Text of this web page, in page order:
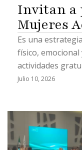
Invitan a
Mujeres
Es una
físico, emocional
actividades
Julio 10, 2026